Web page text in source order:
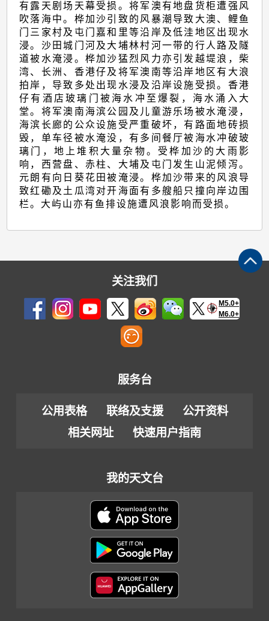
有露天剧场天幕受损。将军澳有地盘货柜遭强风
吹落海中。桦加沙引致的风暴潮导致大澳、鲤鱼
门三家村及屯门嘉和里等沿岸及低洼地区出现水
浸。沙田城门河及大埔林村河一带的行人路及隧
道被水淹浸。桦加沙猛烈风力亦引发越堤浪，柴
湾、长洲、香港仔及将军澳南等沿岸地区有大浪
拍岸，导致多处出现水浸及沿岸设施受损。香港
仔有酒店玻璃门被海水冲至爆裂，海水涌入大
堂。将军澳南海滨公园及儿童游乐场被水淹浸，
海滨长廊的公众设施受严重破坏，有路面地砖损
毁，单车径被水淹没，有多间餐厅被海水冲破玻
璃门，地上堆积大量杂物。受桦加沙的大雨影
响，西营盘、赤柱、大埔及屯门发生山泥倾泻。
元朗有向日葵花田被淹浸。桦加沙带来的风浪导
致红磡及土瓜湾对开海面有多艘船只撞向岸边围
栏。大屿山亦有鱼排设施遭风浪影响而受损。
关注我们
M5.0+
M6.0+
服务台
公用表格 联络及支援
公开资料
相关网址
快速用户指南
我的天文台